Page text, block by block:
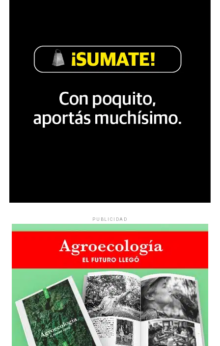
PUBLICIDAD